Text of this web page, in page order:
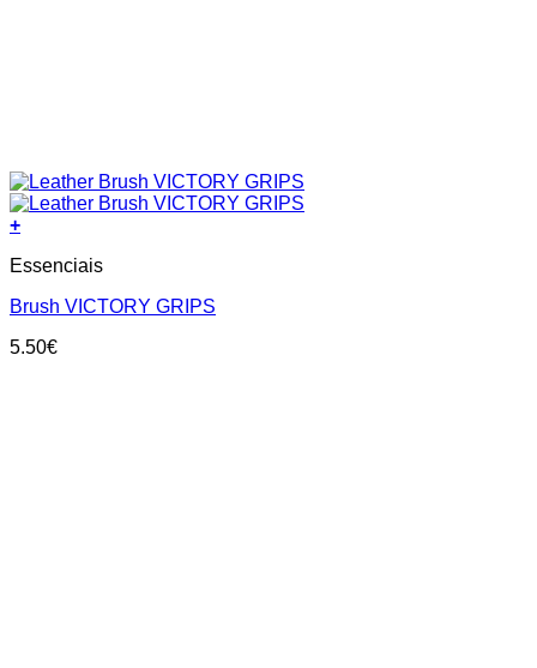
+
Essenciais
Brush VICTORY GRIPS
5.50€